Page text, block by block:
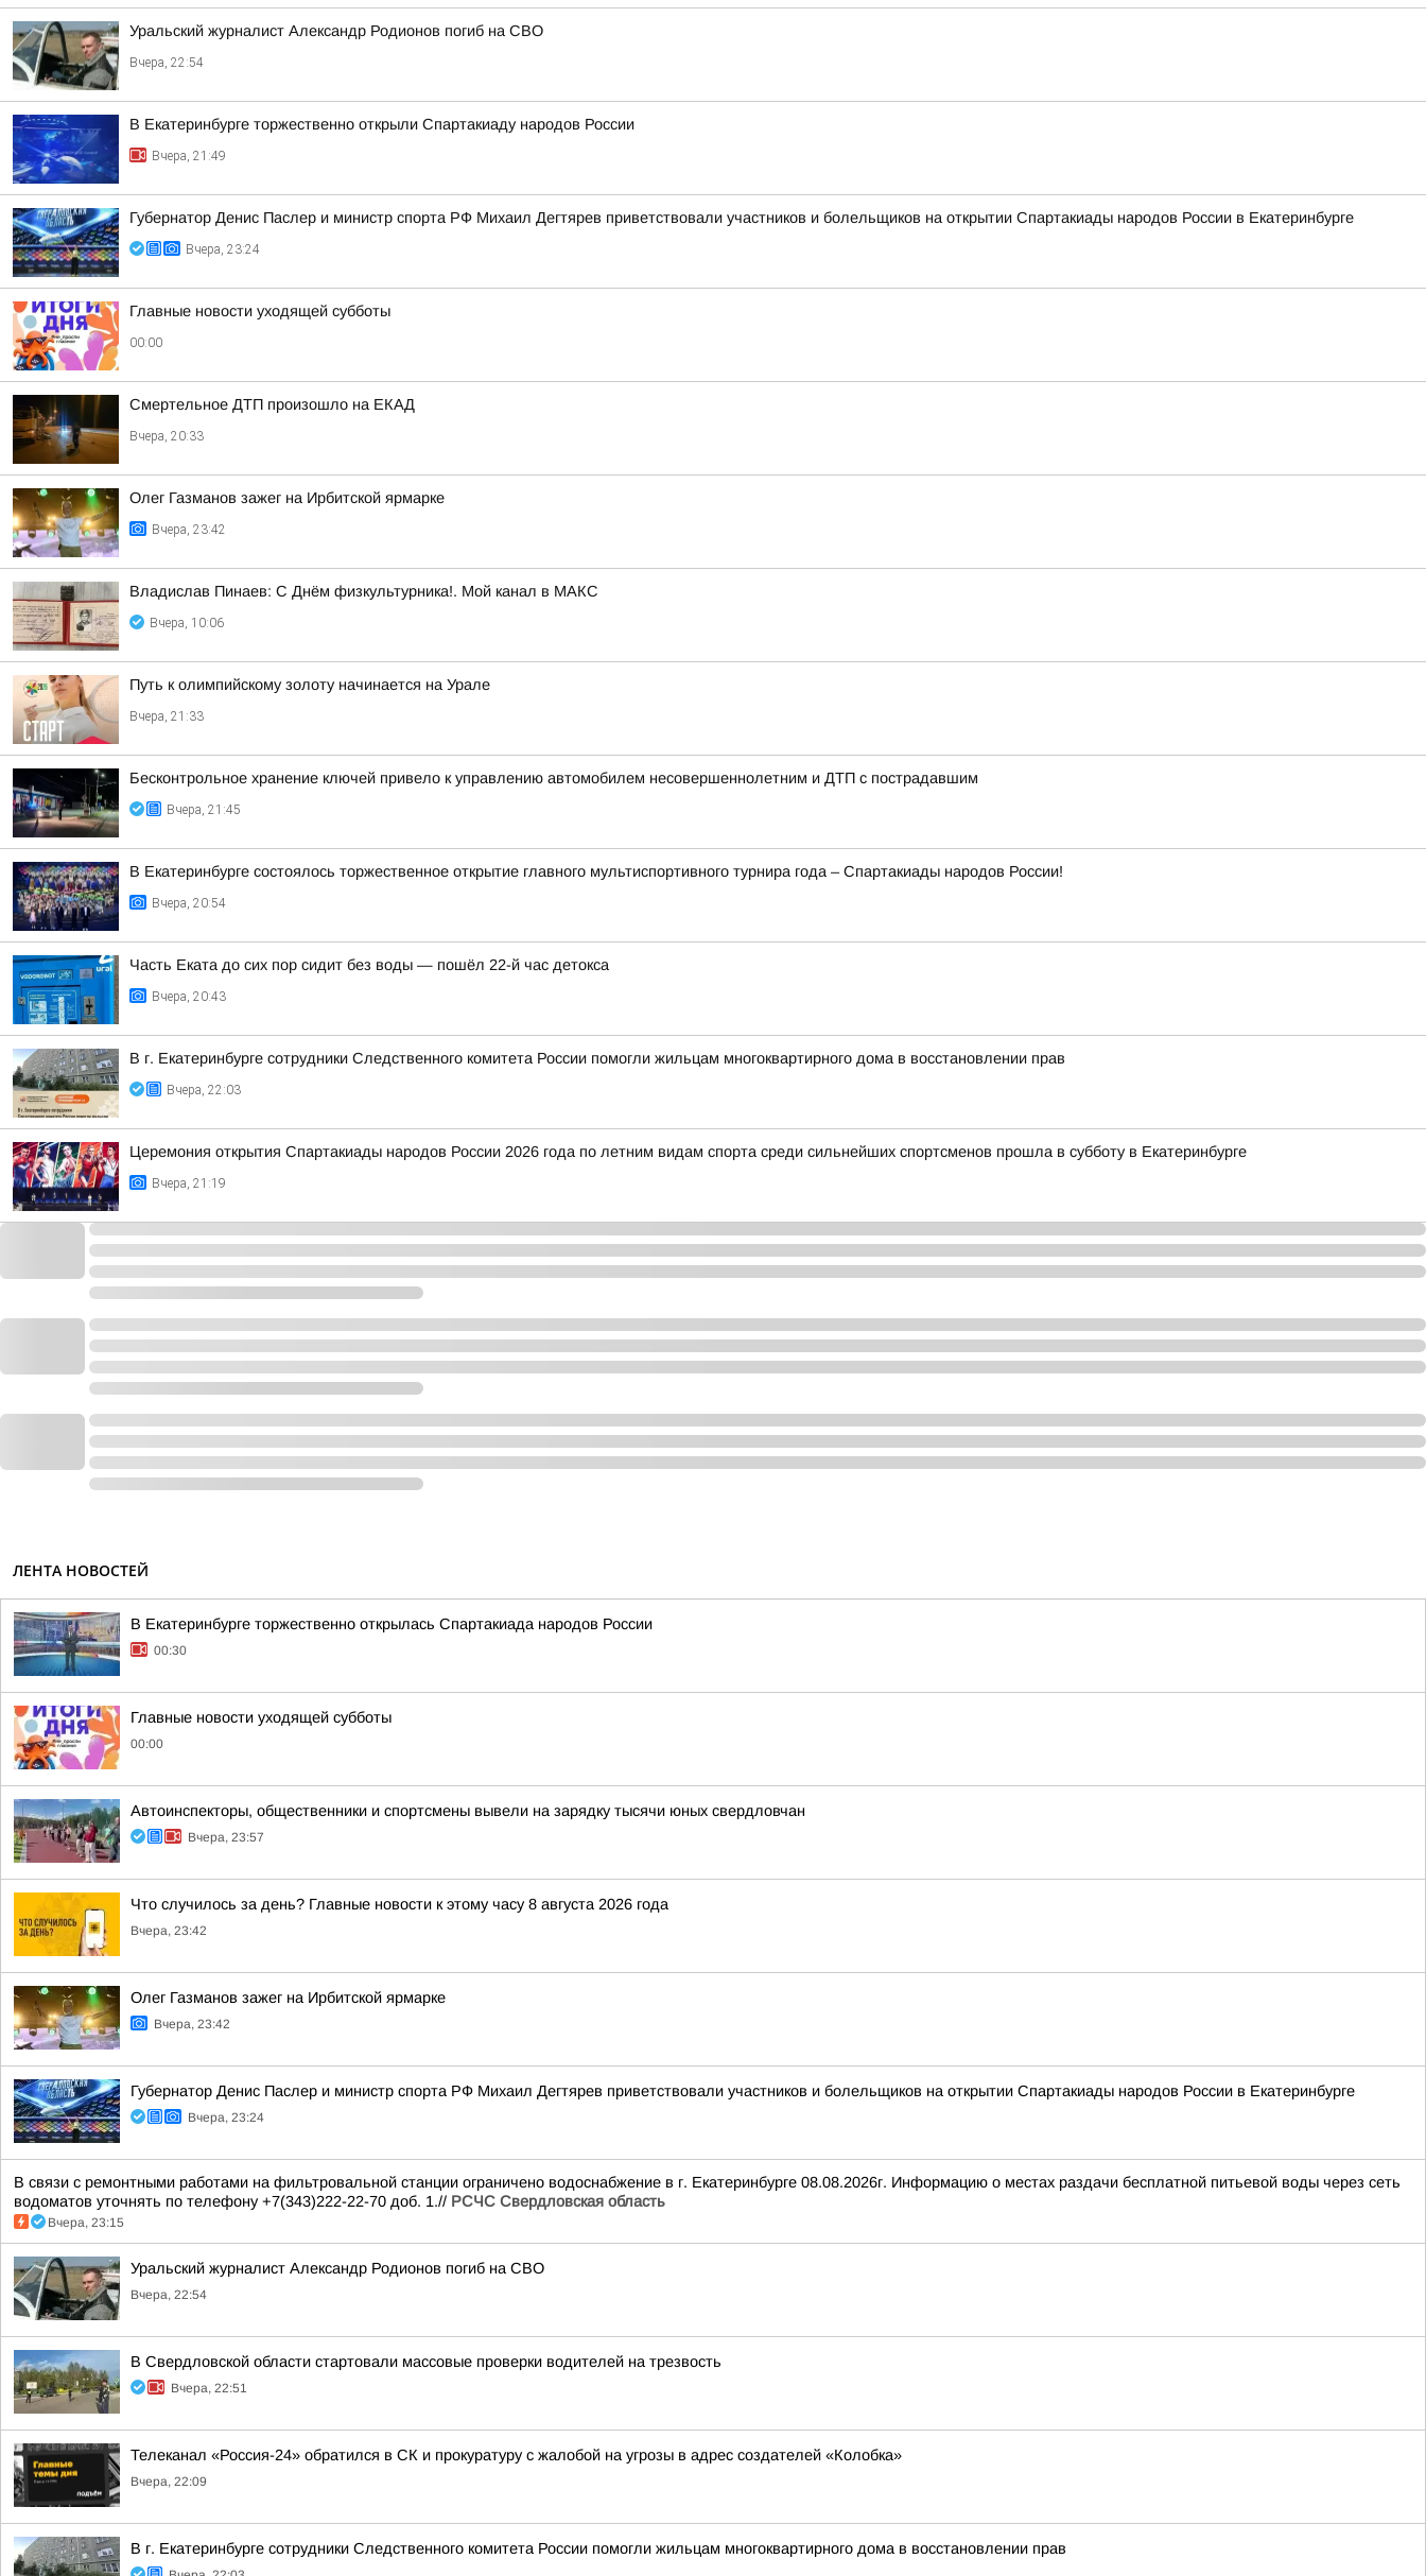
Уральский журналист Александр Родионов погиб на СВО
Вчера, 22:54
В Екатеринбурге торжественно открыли Спартакиаду народов России
Вчера, 21:49
Губернатор Денис Паслер и министр спорта РФ Михаил Дегтярев приветствовали участников и болельщиков на открытии Спартакиады народов России в Екатеринбурге
Вчера, 23:24
Главные новости уходящей субботы
00:00
Смертельное ДТП произошло на ЕКАД
Вчера, 20:33
Олег Газманов зажег на Ирбитской ярмарке
Вчера, 23:42
Владислав Пинаев: С Днём физкультурника!. Мой канал в МАКС
Вчера, 10:06
Путь к олимпийскому золоту начинается на Урале
Вчера, 21:33
Бесконтрольное хранение ключей привело к управлению автомобилем несовершеннолетним и ДТП с пострадавшим
Вчера, 21:45
В Екатеринбурге состоялось торжественное открытие главного мультиспортивного турнира года – Спартакиады народов России!
Вчера, 20:54
Часть Еката до сих пор сидит без воды — пошёл 22-й час детокса
Вчера, 20:43
В г. Екатеринбурге сотрудники Следственного комитета России помогли жильцам многоквартирного дома в восстановлении прав
Вчера, 22:03
Церемония открытия Спартакиады народов России 2026 года по летним видам спорта среди сильнейших спортсменов прошла в субботу в Екатеринбурге
Вчера, 21:19
ЛЕНТА НОВОСТЕЙ
В Екатеринбурге торжественно открылась Спартакиада народов России
00:30
Главные новости уходящей субботы
00:00
Автоинспекторы, общественники и спортсмены вывели на зарядку тысячи юных свердловчан
Вчера, 23:57
Что случилось за день? Главные новости к этому часу 8 августа 2026 года
Вчера, 23:42
Олег Газманов зажег на Ирбитской ярмарке
Вчера, 23:42
Губернатор Денис Паслер и министр спорта РФ Михаил Дегтярев приветствовали участников и болельщиков на открытии Спартакиады народов России в Екатеринбурге
Вчера, 23:24
В связи с ремонтными работами на фильтровальной станции ограничено водоснабжение в г. Екатеринбурге 08.08.2026г. Информацию о местах раздачи бесплатной питьевой воды через сеть
водоматов уточнять по телефону +7(343)222-22-70 доб. 1.// РСЧС Свердловская область
Вчера, 23:15
Уральский журналист Александр Родионов погиб на СВО
Вчера, 22:54
В Свердловской области стартовали массовые проверки водителей на трезвость
Вчера, 22:51
Телеканал «Россия-24» обратился в СК и прокуратуру с жалобой на угрозы в адрес создателей «Колобка»
Вчера, 22:09
В г. Екатеринбурге сотрудники Следственного комитета России помогли жильцам многоквартирного дома в восстановлении прав